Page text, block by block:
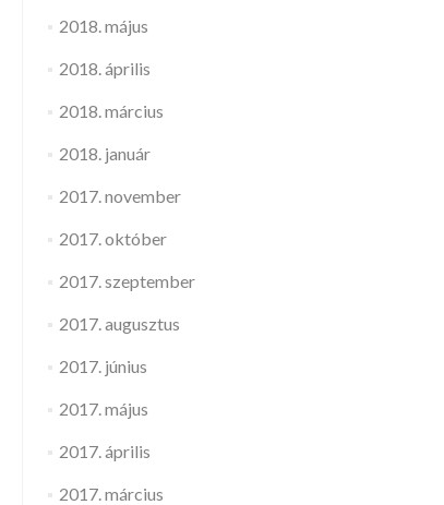
2018. május
2018. április
2018. március
2018. január
2017. november
2017. október
2017. szeptember
2017. augusztus
2017. június
2017. május
2017. április
2017. március